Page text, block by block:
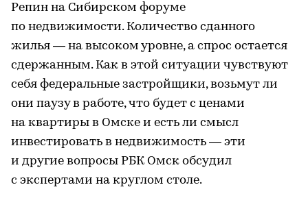
Репин на Сибирском форуме
по недвижимости. Количество сданного
жилья — на высоком уровне, а спрос остается
сдержанным. Как в этой ситуации чувствуют
себя федеральные застройщики, возьмут ли
они паузу в работе, что будет с ценами
на квартиры в Омске и есть ли смысл
инвестировать в недвижимость — эти
и другие вопросы РБК Омск обсудил
с экспертами на круглом столе.